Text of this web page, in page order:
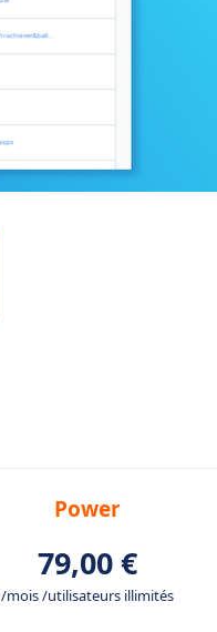
Power
79,00 €
/mois /utilisateurs illimités